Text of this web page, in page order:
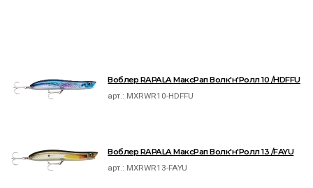
Воблер RAPALA МаксРап Волк'н'Ролл 10 /HDFFU
арт.: MXRWR10-HDFFU
Воблер RAPALA МаксРап Волк'н'Ролл 13 /FAYU
арт.: MXRWR13-FAYU